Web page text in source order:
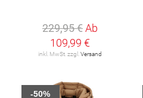
229,95 €Ab
109,99 €
inkl. MwSt. zzgl. Versand
-50%